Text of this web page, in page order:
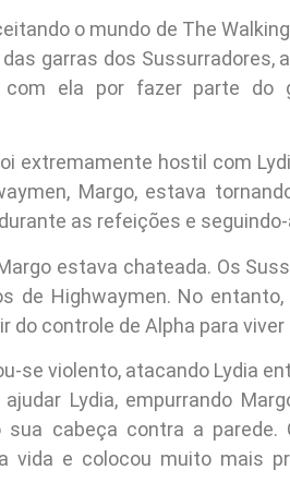
o mundo de The
garras dos Sussurradores,
com ela por fazer parte do
extremamente hostil com
Margo, estava
as refeições e
estava chateada. Os
de Highwaymen. No
do controle de Alpha para viver
se violento, atacando Lydia
Lydia, empurrando
sua cabeça contra a
vida e colocou muito mais